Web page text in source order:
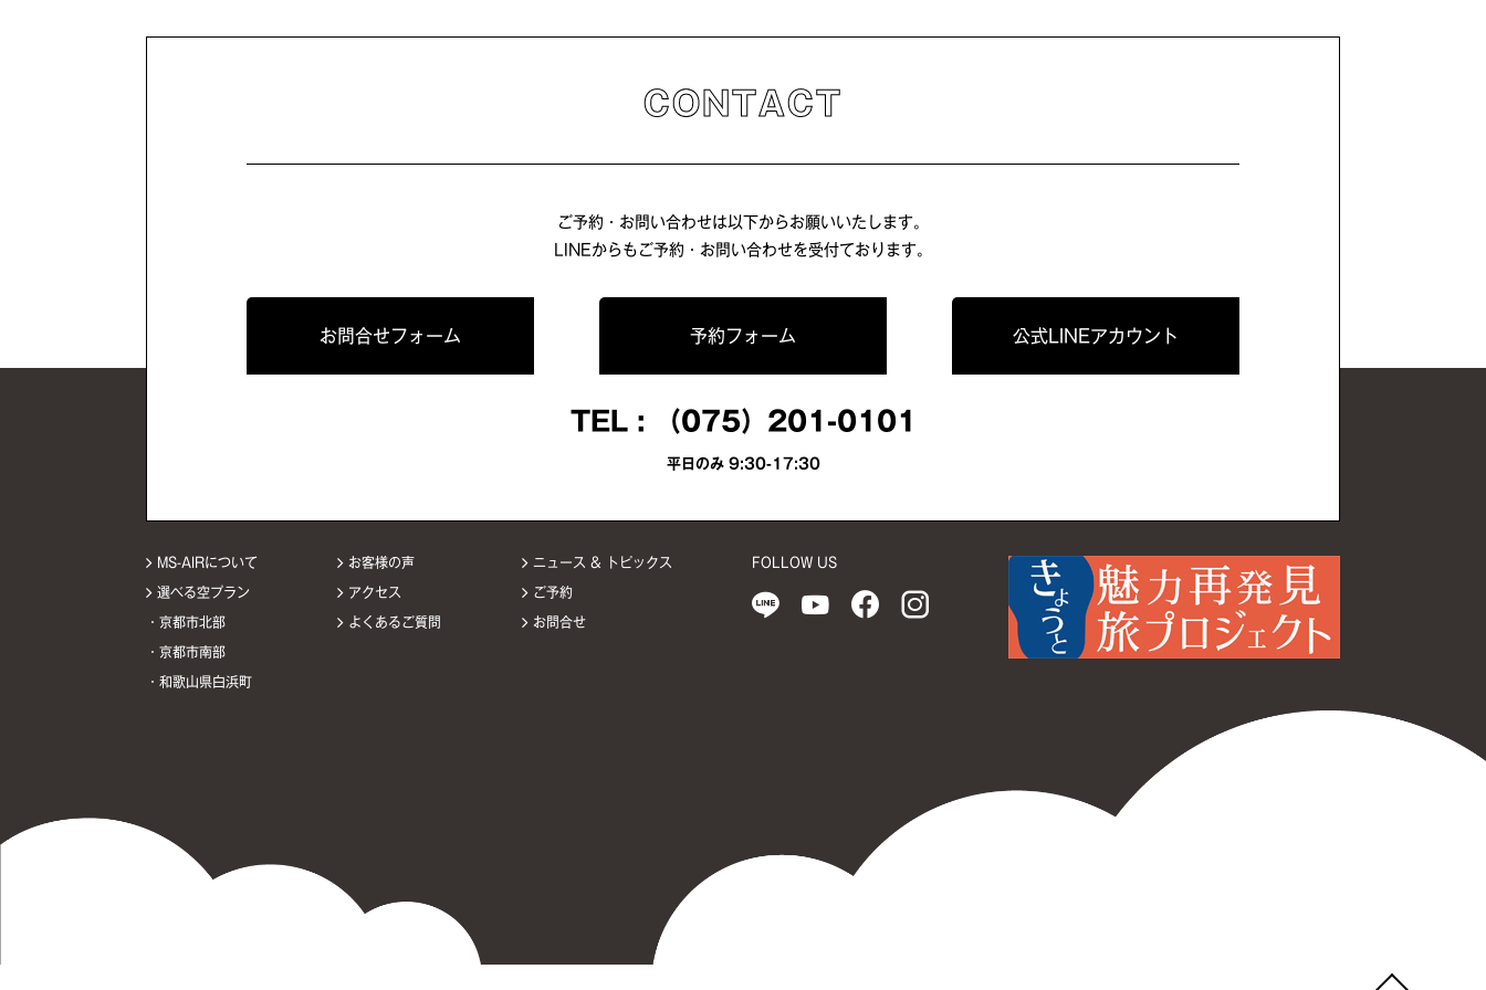
CONTACT
ご予約・お問い合わせは以下からお願いいたします。
LINEからもご予約・お問い合わせを受付ております。
お問合せフォーム 予約フォーム 公式LINEアカウント
TEL : （075）201-0101
平日のみ 9:30-17:30
MS-AIRについて
選べる空プラン
・京都市北部
・京都市南部
・和歌山県白浜町
お客様の声
アクセス
よくあるご質問
ニュース & トピックス
ご予約
お問合せ
FOLLOW US